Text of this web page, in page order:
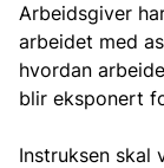
Arbeidsgiver
arbeidet med
hvordan
blir eksponert
Instruksen skal